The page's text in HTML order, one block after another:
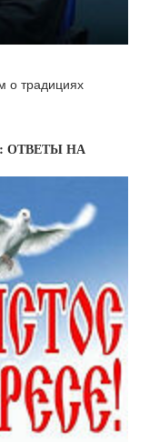
о традициях
ОТВЕТЫ НА